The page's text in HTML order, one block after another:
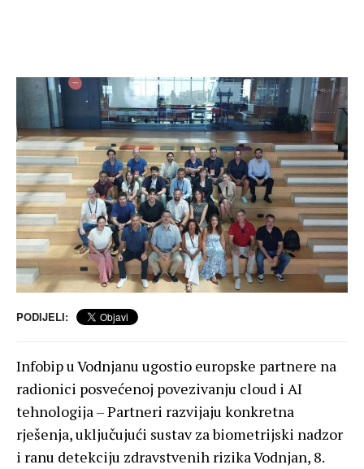
PODIJELI:
Infobip u Vodnjanu ugostio europske partnere na
radionici posvećenoj povezivanju cloud i AI
tehnologija – Partneri razvijaju konkretna
rješenja, uključujući sustav za biometrijski nadzor
i ranu detekciju zdravstvenih rizika Vodnjan, 8.